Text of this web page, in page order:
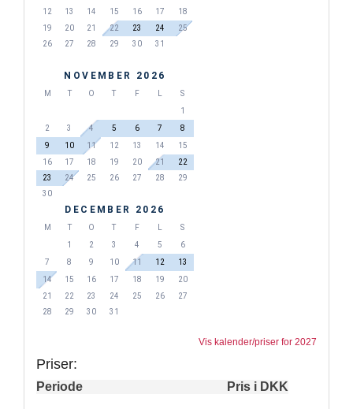
12
13 14 15 16 17
18
19
20 21 22 23 24
25
26
27 28 29 30 31
NOVEMBER 2026
M O F L
S
1
2
3 4 5 6 7
8
9
10 11 12 13 14
15
16
17 18 19 20 21
22
23
24 25 26 27 28
29
30
DECEMBER 2026
M O F L
S
1
2 3 4 5
6
7
8 9 10 11 12
13
14
15 16 17 18 19
20
21
22 23 24 25 26
27
28
29 30 31
Vis kalender/priser for 2027
Priser:
Periode Pris i DKK